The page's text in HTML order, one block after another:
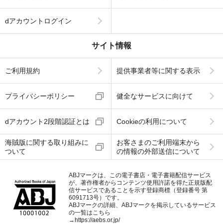
dアカウントログイン
サイト情報
ご利用規約 提供事業者等に関する表示
プライバシーポリシー 健全なサービスに向けて
dアカウント2段階認証とは Cookieの利用について
海賊版に関する取り組みに
ついて
お客さまのご利用端末から
の情報の外部送信について
ABJマークは、この電子書店・電子書籍配信サービス
が、著作権者からコンテンツ使用許諾を得た正規版配
信サービスであることを示す登録商標（登録番号 第
6091713号）です。
ABJマークの詳細、ABJマークを掲示しているサービス
の一覧はこちら
→https://aebs.or.jp/